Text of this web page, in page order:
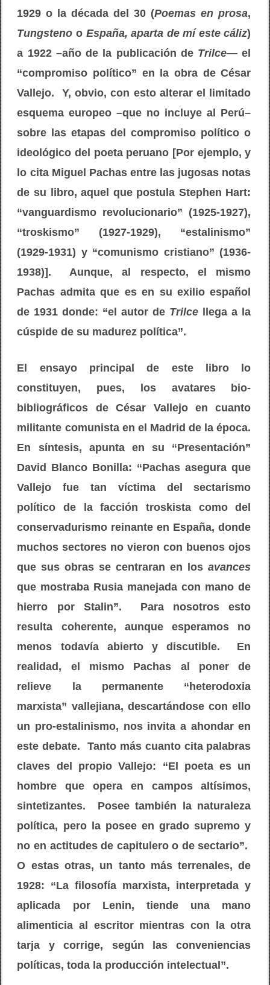
1929 o la década del 30 (Poemas en prosa,
Tungsteno o España, aparta de mí este cáliz)
a 1922 –año de la publicación de Trilce— el
“compromiso político” en la obra de César
Vallejo. Y, obvio, con esto alterar el limitado
esquema europeo –que no incluye al Perú–
sobre las etapas del compromiso político o
ideológico del poeta peruano [Por ejemplo, y
lo cita Miguel Pachas entre las jugosas notas
de su libro, aquel que postula Stephen Hart:
“vanguardismo revolucionario” (1925-1927),
“troskismo” (1927-1929), “estalinismo”
(1929-1931) y “comunismo cristiano” (1936-
1938)]. Aunque, al respecto, el mismo
Pachas admita que es en su exilio español
de 1931 donde: “el autor de Trilce llega a la
cúspide de su madurez política”.
El ensayo principal de este libro lo
constituyen, pues, los avatares bio-
bibliográficos de César Vallejo en cuanto
militante comunista en el Madrid de la época.
En síntesis, apunta en su “Presentación”
David Blanco Bonilla: “Pachas asegura que
Vallejo fue tan víctima del sectarismo
político de la facción troskista como del
conservadurismo reinante en España, donde
muchos sectores no vieron con buenos ojos
que sus obras se centraran en losavances
que mostraba Rusia manejada con mano de
hierro por Stalin”. Para nosotros esto
resulta coherente, aunque esperamos no
menos todavía abierto y discutible. En
realidad, el mismo Pachas al poner de
relieve la permanente “heterodoxia
marxista” vallejiana, descartándose con ello
un pro-estalinismo, nos invita a ahondar en
este debate. Tanto más cuanto cita palabras
claves del propio Vallejo: “El poeta es un
hombre que opera en campos altísimos,
sintetizantes. Posee también la naturaleza
política, pero la posee en grado supremo y
no en actitudes de capitulero o de sectario”.
O estas otras, un tanto más terrenales, de
1928: “La filosofía marxista, interpretada y
aplicada por Lenin, tiende una mano
alimenticia al escritor mientras con la otra
tarja y corrige, según las conveniencias
políticas, toda la producción intelectual”.